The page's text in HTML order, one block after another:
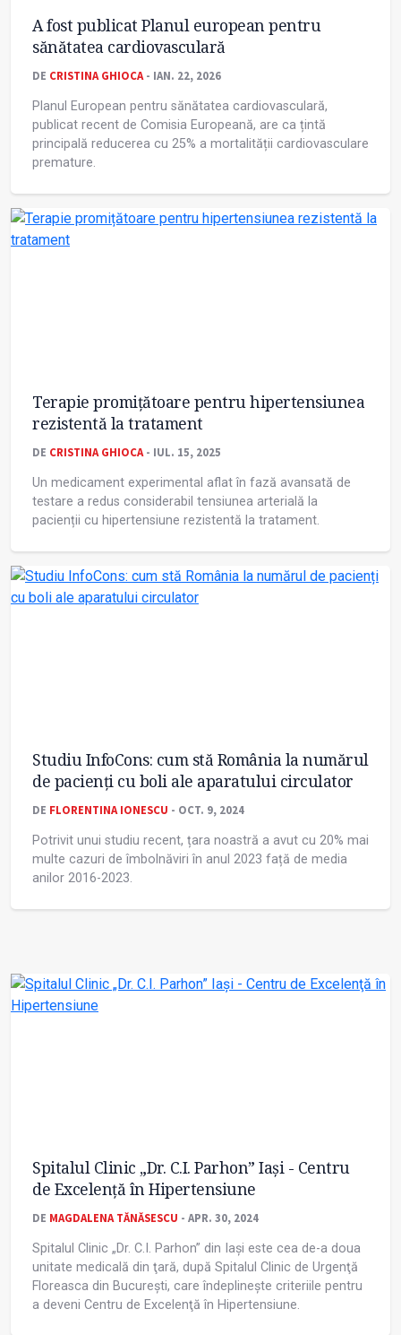
A fost publicat Planul european pentru
sănătatea cardiovasculară
DE CRISTINA GHIOCA- IAN. 22, 2026
Planul European pentru sănătatea cardiovasculară,
publicat recent de Comisia Europeană, are ca țintă
principală reducerea cu 25% a mortalității cardiovasculare
premature.
Terapie promițătoare pentru hipertensiunea
rezistentă la tratament
DE CRISTINA GHIOCA- IUL. 15, 2025
Un medicament experimental aflat în fază avansată de
testare a redus considerabil tensiunea arterială la
pacienții cu hipertensiune rezistentă la tratament.
Studiu InfoCons: cum stă România la numărul
de pacienți cu boli ale aparatului circulator
DE FLORENTINA IONESCU - OCT. 9, 2024
Potrivit unui studiu recent, țara noastră a avut cu 20% mai
multe cazuri de îmbolnăviri în anul 2023 față de media
anilor 2016-2023.
Spitalul Clinic „Dr. C.I. Parhon” Iași - Centru
de Excelenţă în Hipertensiune
DE MAGDALENA TĂNĂSESCU - APR. 30, 2024
Spitalul Clinic „Dr. C.I. Parhon” din Iaşi este cea de-a doua
unitate medicală din ţară, după Spitalul Clinic de Urgenţă
Floreasca din București, care îndeplineşte criteriile pentru
a deveni Centru de Excelenţă în Hipertensiune.